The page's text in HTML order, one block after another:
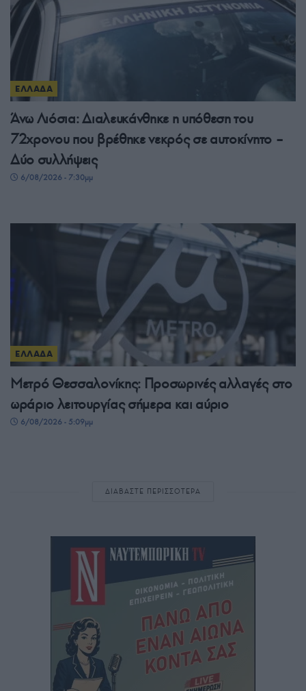
ΕΛΛΑΔΑ
Άνω Λιόσια: Διαλευκάνθηκε η υπόθεση του
72χρονου που βρέθηκε νεκρός σε αυτοκίνητο –
Δύο συλλήψεις
6/08/2026 - 7:30μμ
ΕΛΛΑΔΑ
Μετρό Θεσσαλονίκης: Προσωρινές αλλαγές στο
ωράριο λειτουργίας σήμερα και αύριο
6/08/2026 - 5:09μμ
ΔΙΑΒΑΣΤΕ ΠΕΡΙΣΣΟΤΕΡΑ